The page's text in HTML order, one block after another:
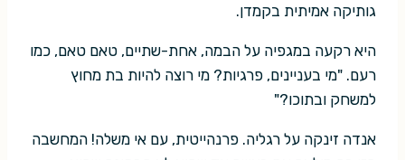
גותיקה אמיתית בקמדן.
היא רקעה במגפיה על הבמה, אחת-שתיים, טאם טאם, כמו
רעם. "מי בעניינים, פרגיות? מי רוצה להיות בת מחוץ
למשחק ובתוכו?"
אנדה זינקה על רגליה. פרנהייטית, עם אי משלה! המחשבה